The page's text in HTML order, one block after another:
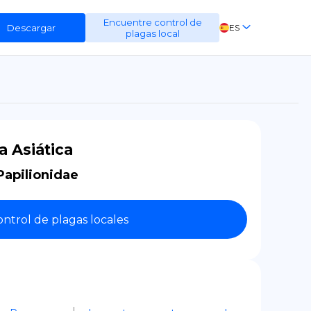
Descargar
Encuentre control de
plagas local
ES
EN
Asiática
de plagas locales